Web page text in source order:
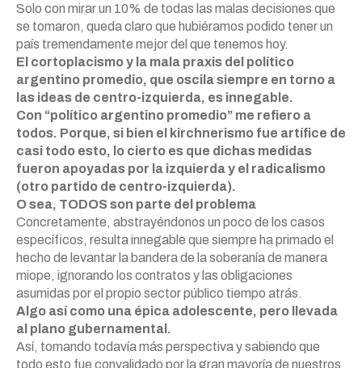
Solo con mirar un 10% de todas las malas decisiones que
se tomaron, queda claro que hubiéramos podido tener un
país tremendamente mejor del que tenemos hoy.
El cortoplacismo y la mala praxis del político
argentino promedio, que oscila siempre en torno a
las ideas de centro-izquierda, es innegable.
Con “político argentino promedio” me refiero a
todos. Porque, si bien el kirchnerismo fue artífice de
casi todo esto, lo cierto es que dichas medidas
fueron apoyadas por la izquierda y el radicalismo
(otro partido de centro-izquierda).
O sea, TODOS son parte del problema
Concretamente, abstrayéndonos un poco de los casos
específicos, resulta innegable que siempre ha primado el
hecho de levantar la bandera de la soberanía de manera
miope, ignorando los contratos y las obligaciones
asumidas por el propio sector público tiempo atrás.
Algo así como una épica adolescente, pero llevada
al plano gubernamental.
Así, tomando todavía más perspectiva y sabiendo que
todo esto fue convalidado por la gran mayoría de nuestros